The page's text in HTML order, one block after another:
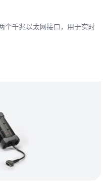
个千兆以太网接口，用于实时